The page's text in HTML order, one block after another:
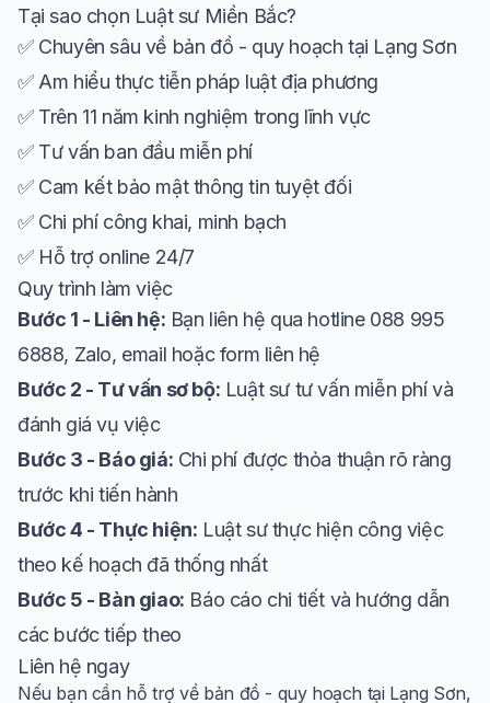
Tại sao chọn Luật sư Miền Bắc?
✅ Chuyên sâu về bản đồ - quy hoạch tại Lạng Sơn
✅ Am hiểu thực tiễn pháp luật địa phương
✅ Trên 11 năm kinh nghiệm trong lĩnh vực
✅ Tư vấn ban đầu miễn phí
✅ Cam kết bảo mật thông tin tuyệt đối
✅ Chi phí công khai, minh bạch
✅ Hỗ trợ online 24/7
Quy trình làm việc
Bước 1 - Liên hệ: Bạn liên hệ qua hotline 088 995
6888, Zalo, email hoặc form liên hệ
Bước 2 - Tư vấn sơ bộ: Luật sư tư vấn miễn phí và
đánh giá vụ việc
Bước 3 - Báo giá: Chi phí được thỏa thuận rõ ràng
trước khi tiến hành
Bước 4 - Thực hiện: Luật sư thực hiện công việc
theo kế hoạch đã thống nhất
Bước 5 - Bàn giao: Báo cáo chi tiết và hướng dẫn
các bước tiếp theo
Liên hệ ngay
Nếu bạn cần hỗ trợ về bản đồ - quy hoạch tại Lạng Sơn,